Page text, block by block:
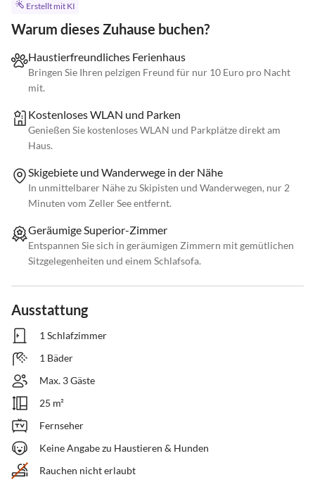
Erstellt mit KI
Warum dieses Zuhause buchen?
Haustierfreundliches Ferienhaus
Bringen Sie Ihren pelzigen Freund für nur 10 Euro pro Nacht
mit.
Kostenloses WLAN und Parken
Genießen Sie kostenloses WLAN und Parkplätze direkt am
Haus.
Skigebiete und Wanderwege in der Nähe
In unmittelbarer Nähe zu Skipisten und Wanderwegen, nur 2
Minuten vom Zeller See entfernt.
Geräumige Superior-Zimmer
Entspannen Sie sich in geräumigen Zimmern mit gemütlichen
Sitzgelegenheiten und einem Schlafsofa.
Ausstattung
1 Schlafzimmer
1 Bäder
Max. 3 Gäste
25 m²
Fernseher
Keine Angabe zu Haustieren & Hunden
Rauchen nicht erlaubt